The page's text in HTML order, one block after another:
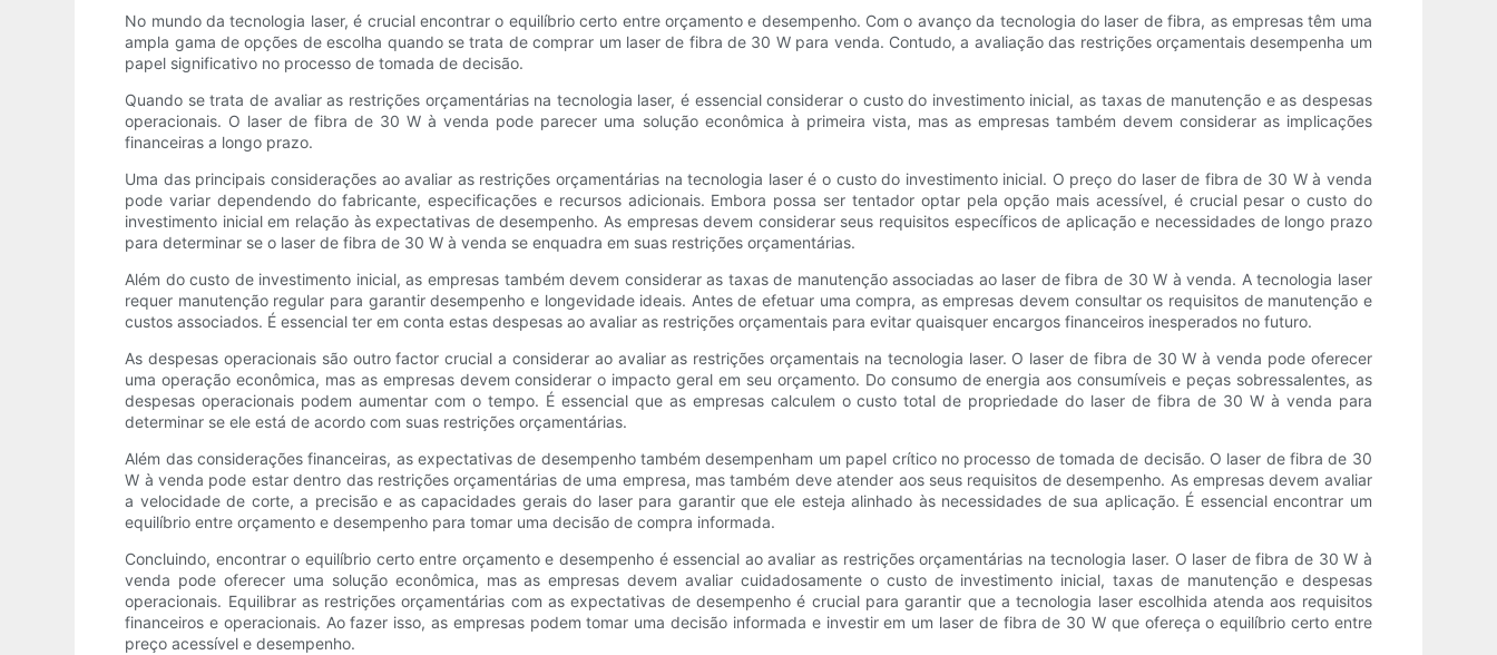
No mundo da tecnologia laser, é crucial encontrar o equilíbrio certo entre orçamento e desempenho. Com o avanço da tecnologia do laser de fibra, as empresas têm uma
ampla gama de opções de escolha quando se trata de comprar um laser de fibra de 30 W para venda. Contudo, a avaliação das restrições orçamentais desempenha um
papel significativo no processo de tomada de decisão.
Quando se trata de avaliar as restrições orçamentárias na tecnologia laser, é essencial considerar o custo do investimento inicial, as taxas de manutenção e as despesas
operacionais. O laser de fibra de 30 W à venda pode parecer uma solução econômica à primeira vista, mas as empresas também devem considerar as implicações
financeiras a longo prazo.
Uma das principais considerações ao avaliar as restrições orçamentárias na tecnologia laser é o custo do investimento inicial. O preço do laser de fibra de 30 W à venda
pode variar dependendo do fabricante, especificações e recursos adicionais. Embora possa ser tentador optar pela opção mais acessível, é crucial pesar o custo do
investimento inicial em relação às expectativas de desempenho. As empresas devem considerar seus requisitos específicos de aplicação e necessidades de longo prazo
para determinar se o laser de fibra de 30 W à venda se enquadra em suas restrições orçamentárias.
Além do custo de investimento inicial, as empresas também devem considerar as taxas de manutenção associadas ao laser de fibra de 30 W à venda. A tecnologia laser
requer manutenção regular para garantir desempenho e longevidade ideais. Antes de efetuar uma compra, as empresas devem consultar os requisitos de manutenção e
custos associados. É essencial ter em conta estas despesas ao avaliar as restrições orçamentais para evitar quaisquer encargos financeiros inesperados no futuro.
As despesas operacionais são outro factor crucial a considerar ao avaliar as restrições orçamentais na tecnologia laser. O laser de fibra de 30 W à venda pode oferecer
uma operação econômica, mas as empresas devem considerar o impacto geral em seu orçamento. Do consumo de energia aos consumíveis e peças sobressalentes, as
despesas operacionais podem aumentar com o tempo. É essencial que as empresas calculem o custo total de propriedade do laser de fibra de 30 W à venda para
determinar se ele está de acordo com suas restrições orçamentárias.
Além das considerações financeiras, as expectativas de desempenho também desempenham um papel crítico no processo de tomada de decisão. O laser de fibra de 30
W à venda pode estar dentro das restrições orçamentárias de uma empresa, mas também deve atender aos seus requisitos de desempenho. As empresas devem avaliar
a velocidade de corte, a precisão e as capacidades gerais do laser para garantir que ele esteja alinhado às necessidades de sua aplicação. É essencial encontrar um
equilíbrio entre orçamento e desempenho para tomar uma decisão de compra informada.
Concluindo, encontrar o equilíbrio certo entre orçamento e desempenho é essencial ao avaliar as restrições orçamentárias na tecnologia laser. O laser de fibra de 30 W à
venda pode oferecer uma solução econômica, mas as empresas devem avaliar cuidadosamente o custo de investimento inicial, taxas de manutenção e despesas
operacionais. Equilibrar as restrições orçamentárias com as expectativas de desempenho é crucial para garantir que a tecnologia laser escolhida atenda aos requisitos
financeiros e operacionais. Ao fazer isso, as empresas podem tomar uma decisão informada e investir em um laser de fibra de 30 W que ofereça o equilíbrio certo entre
preço acessível e desempenho.